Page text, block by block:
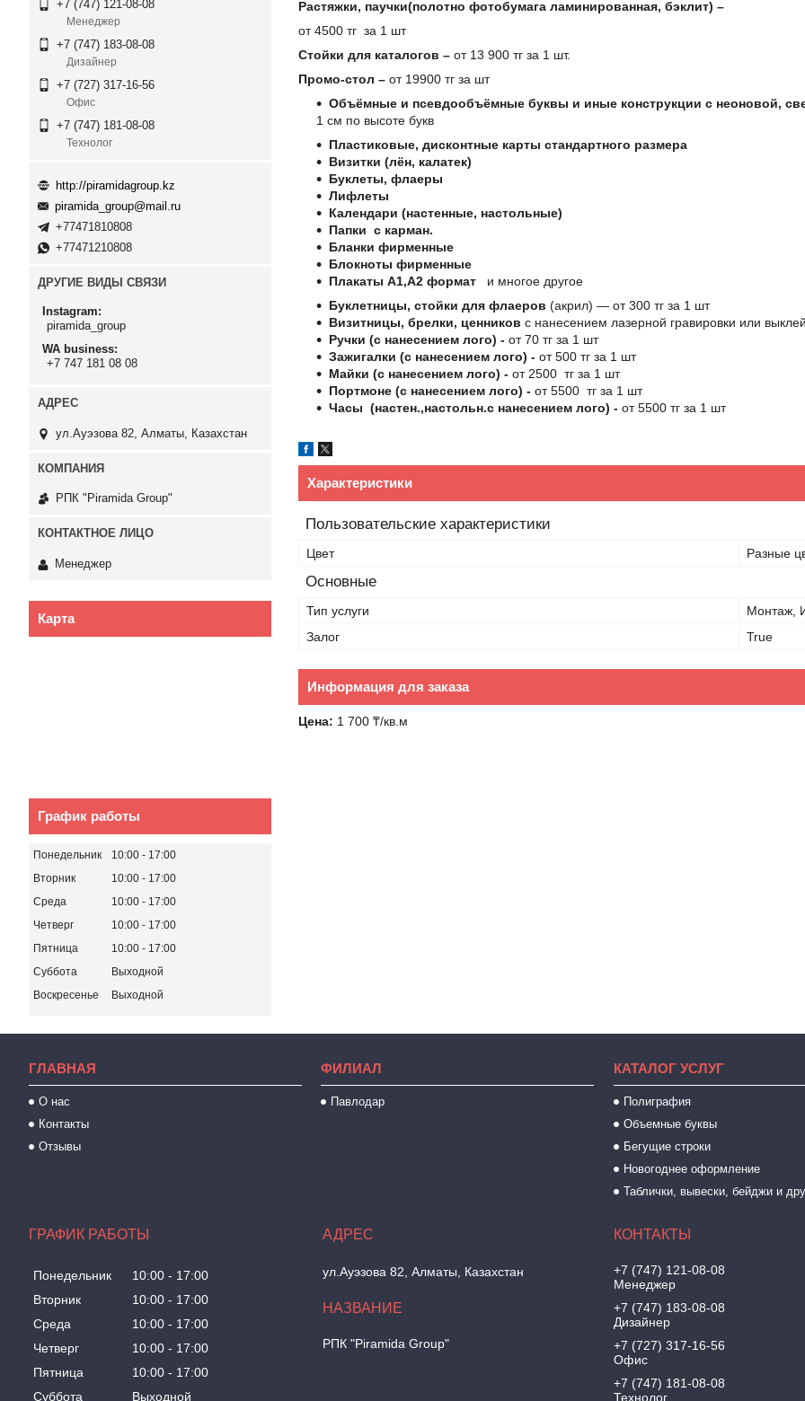
Растяжки, паучки(полотно фотобумага ламинированная, бэклит) –
от 4500 тг за 1 шт
Стойки для каталогов – от 13 900 тг за 1 шт.
Промо-стол – от 19900 тг за шт
Объёмные и псевдообъёмные буквы и иные конструкции с неоновой,
1 см по высоте букв
Пластиковые, дисконтные карты стандартного размера
Визитки (лён, калатек)
Буклеты, флаеры
Лифлеты
Календари (настенные, настольные)
Папки с карман.
Бланки фирменные
Блокноты фирменные
Плакаты А1,А2 формат и многое другое
Буклетницы, стойки для флаеров (акрил) ― от 300 тг за 1 шт
Визитницы, брелки, ценников с нанесением лазерной гравировки или
Ручки (с нанесением лого) - от 70 тг за 1 шт
Зажигалки (с нанесением лого) - от 500 тг за 1 шт
Майки (с нанесением лого) - от 2500 тг за 1 шт
Портмоне (с нанесением лого) - от 5500 тг за 1 шт
Часы (настен.,настольн.с нанесением лого) - от 5500 тг за 1 шт
Характеристики
Пользовательские характеристики
Цвет Разные
Основные
Тип услуги
Монтаж,
Залог
True
Информация для заказа
Цена: 1 700 ₸/кв.м
+7 (747) 121-08-08
Менеджер
+7 (747) 183-08-08
Дизайнер
+7 (727) 317-16-56
Офис
+7 (747) 181-08-08
Технолог
http://piramidagroup.kz
piramida_group@mail.ru
+77471810808
+77471210808
ДРУГИЕ ВИДЫ СВЯЗИ
Instagram
piramida_group
WA business
+7 747 181 08 08
ул.Ауэзова 82, Алматы, Казахстан
РПК "Piramida Group"
Менеджер
Карта
График работы
Понедельник 10:00
17:00
Вторник
10:00
17:00
Среда
10:00
17:00
Четверг
10:00
17:00
Пятница
10:00
17:00
Суббота
Выходной
Воскресенье
Выходной
ГЛАВНАЯ
О нас
Контакты
Отзывы
ФИЛИАЛ
Павлодар
КАТАЛОГ УСЛУГ
Полиграфия
Объемные буквы
Бегущие строки
Новогоднее оформление
Таблички, вывески, бейджи и
ГРАФИК РАБОТЫ
Понедельник 10:00
17:00
Вторник
10:00
17:00
Среда
10:00
17:00
Четверг
10:00
17:00
Пятница
10:00
17:00
Суббота
Выходной
ул.Ауэзова 82, Алматы, Казахстан
РПК "Piramida Group"
+7 (747) 121-08-08
Менеджер
+7 (747) 183-08-08
Дизайнер
+7 (727) 317-16-56
Офис
+7 (747) 181-08-08
Технолог